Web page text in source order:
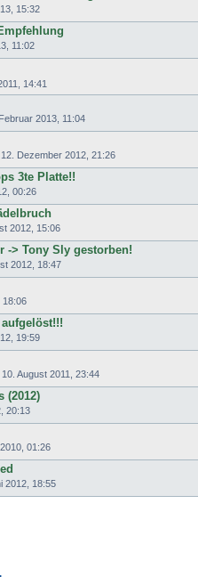
15:32
11:02
14:41
2013, 11:04
Dezember 2012, 21:26
3te Platte!!
00:26
2012, 15:06
-> Tony Sly gestorben!
2012, 18:47
18:06
19:59
August 2011, 23:44
(2012)
20:13
01:26
2012, 18:55